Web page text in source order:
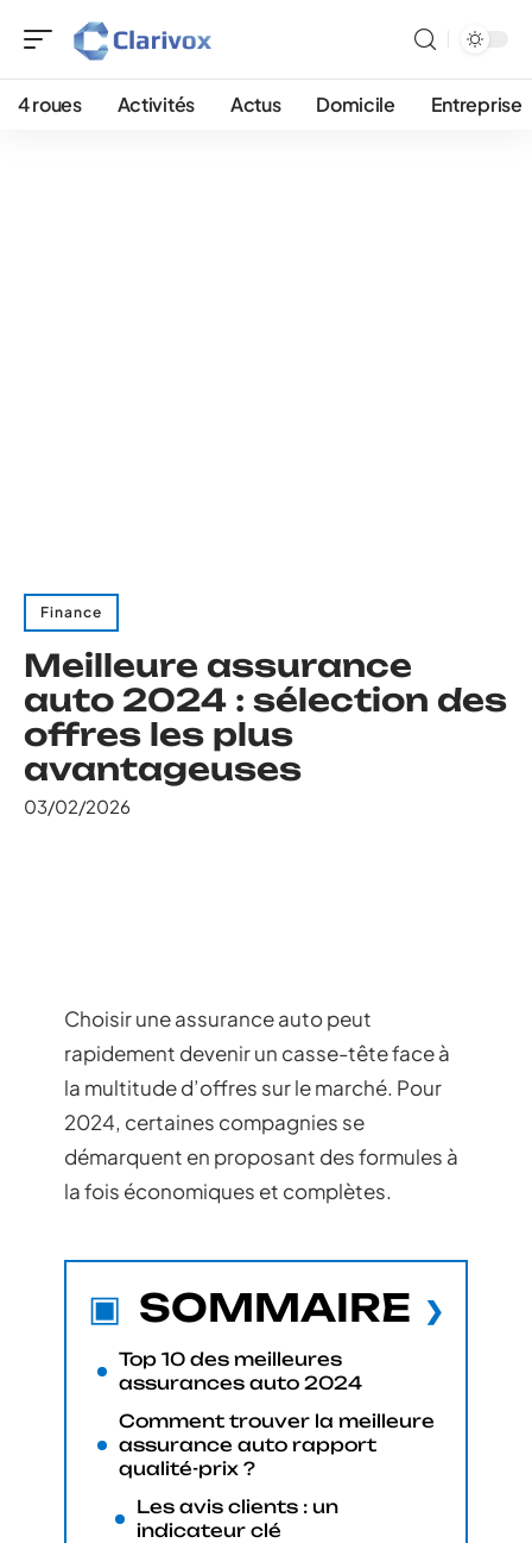
4 roues Activités Actus Domicile Entreprise
Finance
Meilleure assurance
auto 2024 : sélection des
offres les plus
avantageuses
03/02/2026
Choisir une assurance auto peut
rapidement devenir un casse-tête face à
la multitude d’offres sur le marché. Pour
2024, certaines compagnies se
démarquent en proposant des formules à
la fois économiques et complètes.
SOMMAIRE
Top 10 des meilleures
assurances auto 2024
Comment trouver la meilleure
assurance auto rapport
qualité-prix ?
Les avis clients : un
indicateur clé